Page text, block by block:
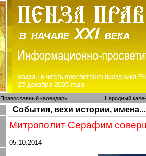
Православный календарь Народный
События, вехи истории, имена...
Митрополит Серафим
05.10.2014